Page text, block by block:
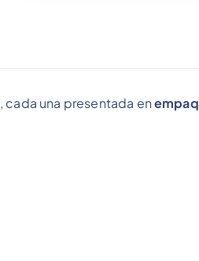
, cada una presentada en